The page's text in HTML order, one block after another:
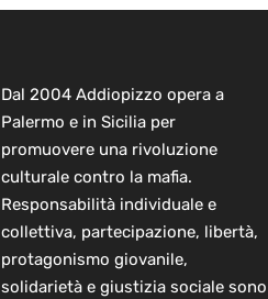
Dal 2004 Addiopizzo opera a
Palermo e in Sicilia per
promuovere una rivoluzione
culturale contro la mafia.
Responsabilità individuale e
collettiva, partecipazione, libertà,
protagonismo giovanile,
solidarietà e giustizia sociale sono